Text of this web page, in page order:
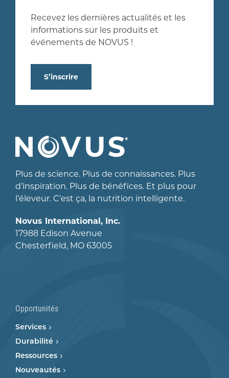
Recevez les dernières actualités et les
informations sur les produits et
événements de NOVUS !
S’inscrire
Plus de science. Plus de connaissances. Plus
d’inspiration. Plus de bénéfices. Et plus pour
l’éleveur. C’est ça, la nutrition intelligente.
Novus International, Inc.
17988 Edison Avenue
Chesterfield, MO 63005
Opportunités
Services
Durabilité
Ressources
Nouveautés